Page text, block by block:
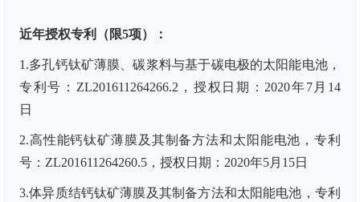
近年授权专利（限5项）：
1.多孔钙钛矿薄膜、碳浆料与基于碳电极的太阳能电池，
专利号：ZL201611264266.2，授权日期：2020年7月14
日
2.高性能钙钛矿薄膜及其制备方法和太阳能电池，专利
号：ZL201611264260.5，授权日期：2020年5月15日
3.体异质结钙钛矿薄膜及其制备方法和太阳能电池，专利